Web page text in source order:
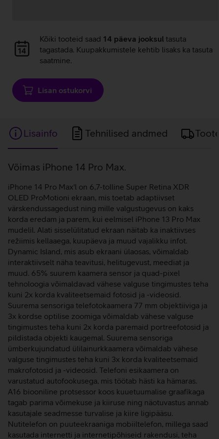
Andmete
laadimine
Kõiki tooteid saad 14 päeva jooksul tasuta
tagastada. Kuupakkumistele kehtib lisaks ka tasuta
saatmine.
Lisan ostukorvi
Lisainfo Tehnilised andmed
Lisainfo
Võimas iPhone 14 Pro Max.
iPhone 14 Pro Max'l on 6,7-tolline Super Retina XDR
OLED ProMotioni ekraan, mis toetab adaptiivset
värskendussagedust ning mille valgustugevus on kaks
korda eredam ja parem, kui eelmisel iPhone 13 Pro Max
mudelil. Alati sisselülitatud ekraan näitab ka inaktiivses
režiimis kellaaega, kuupäeva ja muud vajalikku infot.
Dynamic Island, mis asub ekraani ülaosas, võimaldab
interaktiivselt näha teavitusi, helitugevust, meediat ja
muud. 65% suurem kaamera sensor ja quad-pixel
tehnoloogia võimaldavad vähese valguse tingimustes teha
kuni 2x korda kvaliteetsemaid fotosid ja -videosid.
Suurema sensoriga telefotokaamera 77 mm objektiiviga ja
3x kordse optilise zoomiga võimaldab vähese valguse
tingimustes teha kuni 2x korda paremaid portreefotosid ja
pildistada objekti kaugemal. Suurema sensoriga
ümberkujundatud ülilainurkkaamera võimaldab vähese
valguse tingimustes teha kuni 3x korda kvaliteetsemaid
makrofotosid ja -videosid. Telefoni esikaamera on
varustatud autofookusega, mis töötab hästi ka hämaras.
A16 biooniline protsessor koos kuuetuumalise graafikaga
tagab parima võimekuse ja kiiruse ning näotuvastus annab
kasutajale seadmesse turvalise ja kiire ligipääsu.
Nutitelefon on puuteekraaniga mobiiltelefon, millega saad
kasutada internetti ja internetipõhiseid rakendusi, teha